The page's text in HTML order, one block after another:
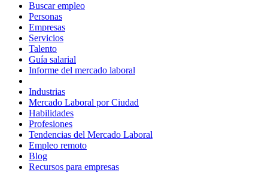
Buscar empleo
Personas
Empresas
Servicios
Talento
Guía salarial
Informe del mercado laboral
Industrias
Mercado Laboral por Ciudad
Habilidades
Profesiones
Tendencias del Mercado Laboral
Empleo remoto
Blog
Recursos para empresas